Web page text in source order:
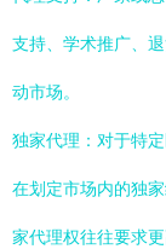
支持、学术推广、
动市场。
独家代理：对于特
在划定市场内的独
家代理权往往要求